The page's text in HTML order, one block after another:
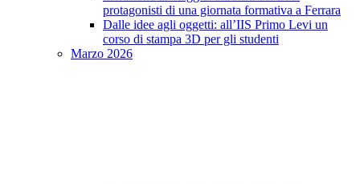
protagonisti di una giornata formativa a Ferrara
Dalle idee agli oggetti: all’IIS Primo Levi un
corso di stampa 3D per gli studenti
Marzo 2026